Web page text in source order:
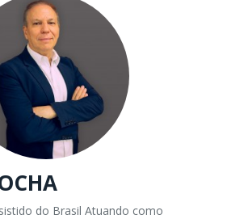
do Brasil Atuando como